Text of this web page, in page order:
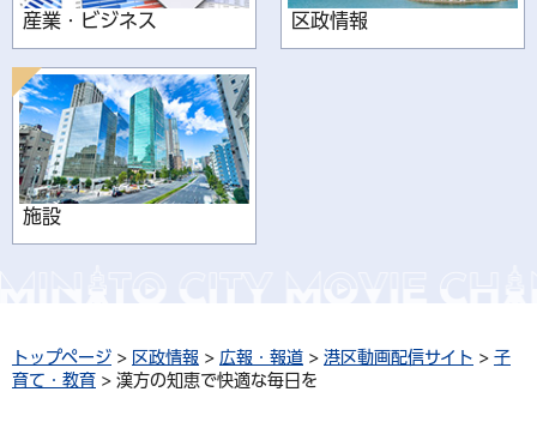
産業・ビジネス 区政情報
施設
トップページ > 区政情報 > 広報・報道 > 港区動画配信サイト > 子
育て・教育 > 漢方の知恵で快適な毎日を